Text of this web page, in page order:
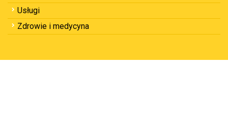
Usługi
Zdrowie i medycyna